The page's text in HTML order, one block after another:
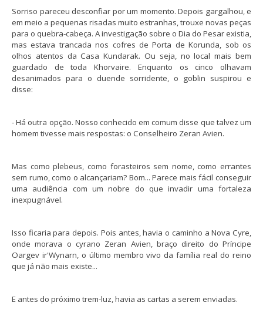
Sorriso pareceu desconfiar por um momento. Depois gargalhou, e
em meio a pequenas risadas muito estranhas, trouxe novas peças
para o quebra-cabeça. A investigação sobre o Dia do Pesar existia,
mas estava trancada nos cofres de Porta de Korunda, sob os
olhos atentos da Casa Kundarak. Ou seja, no local mais bem
guardado de toda Khorvaire. Enquanto os cinco olhavam
desanimados para o duende sorridente, o goblin suspirou e
disse:
- Há outra opção. Nosso conhecido em comum disse que talvez um
homem tivesse mais respostas: o Conselheiro Zeran Avien.
Mas como plebeus, como forasteiros sem nome, como errantes
sem rumo, como o alcançariam? Bom... Parece mais fácil conseguir
uma audiência com um nobre do que invadir uma fortaleza
inexpugnável.
Isso ficaria para depois. Pois antes, havia o caminho a Nova Cyre,
onde morava o cyrano Zeran Avien, braço direito do Príncipe
Oargev ir'Wynarn, o último membro vivo da família real do reino
que já não mais existe...
E antes do próximo trem-luz, havia as cartas a serem enviadas.